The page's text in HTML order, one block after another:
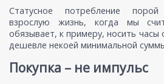
Статусное потребление
взрослую жизнь, когда мы
обязывает, к примеру, носить часы
дешевле некоей минимальной
Покупка – не импульс